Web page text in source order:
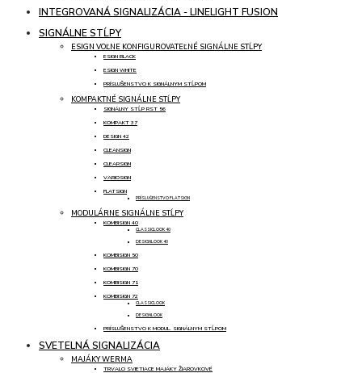
INTEGROVANÁ SIGNALIZÁCIA - LINELIGHT FUSION
SIGNÁLNE STĹPY
ESIGN VOĽNE KONFIGUROVATEĽNÉ SIGNÁLNE STĹPY
ESIGN BLACK
ESIGN WHITE
PRÍSLUŠENSTVO K SIGNÁLNYM STĹPOM
KOMPAKTNÉ SIGNÁLNE STĹPY
SIGNÁLNY STĹP RST 56
KOMPAKT 37
DESIGN 42
CLEANSIGN
CLEARSIGN
VARIOSIGN
FLATSIGN
PRÍSLUŠENSTVO FLATSIGN
MODULÁRNE SIGNÁLNE STĹPY
KOMBISIGN 40
CLASSICLOOK 40
DESIGNLOOK 40
KOMBISIGN 50
KOMBISIGN 70
KOMBISIGN 71
KOMBISIGN 72
CLASSICLOOK
DESIGNLOOK
PRÍSLUŠENSTVO K MODUL. SIGNÁLNYM STĹPOM
SVETELNÁ SIGNALIZÁCIA
MAJÁKY WERMA
TRVALO SVIETIACE MAJÁKY ŽIAROVKOVÉ